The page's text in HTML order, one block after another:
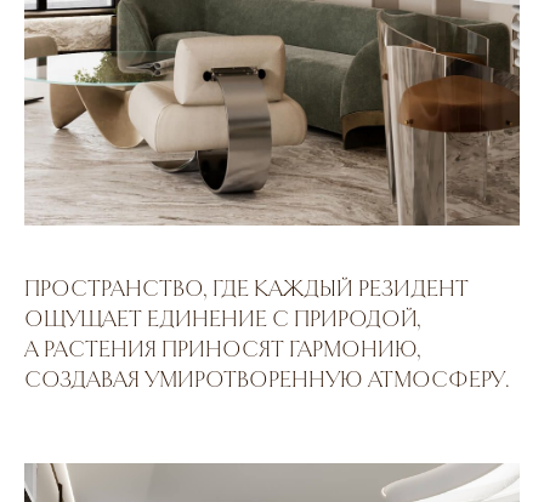
ПРОСТРАНСТВО, ГДЕ КАЖДЫЙ РЕЗИДЕНТ
ОЩУЩАЕТ ЕДИНЕНИЕ С ПРИРОДОЙ,
А РАСТЕНИЯ ПРИНОСЯТ ГАРМОНИЮ,
СОЗДАВАЯ УМИРОТВОРЕННУЮ АТМОСФЕРУ.